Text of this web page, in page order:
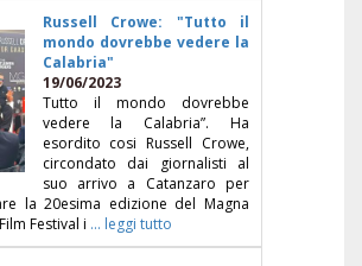
Russell Crowe: "Tutto il
mondo dovrebbe vedere la
Calabria"
19/06/2023
Tutto il mondo dovrebbe
vedere la Calabria”. Ha
esordito cosi Russell Crowe,
circondato dai giornalisti al
suo arrivo a Catanzaro per
la 20esima edizione del Magna
Festival i ... leggi tutto